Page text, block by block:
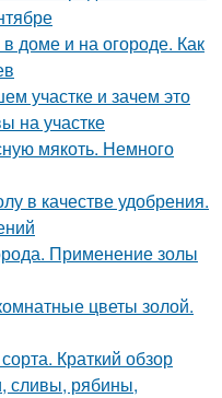
доме и на огороде. Как
участке и зачем это
на участке
мякоть. Немного
в качестве удобрения.
Применение золы
цветы золой.
Краткий обзор
сливы, рябины,